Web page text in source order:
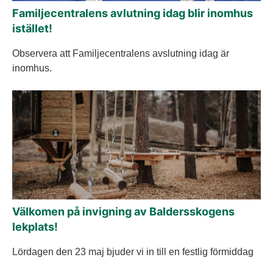
Familjecentralens avlutning idag blir inomhus
istället!
Observera att Familjecentralens avslutning idag är
inomhus.
Välkomen på invigning av Baldersskogens
lekplats!
Lördagen den 23 maj bjuder vi in till en festlig förmiddag